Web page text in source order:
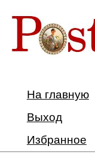
На главную
Выход
Избранное